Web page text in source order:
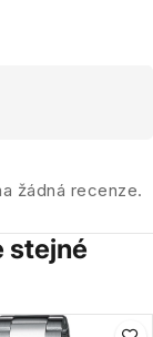
žádná recenze.
stejné